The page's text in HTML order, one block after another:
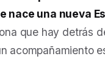
nace una nueva
que hay detrás
acompañamiento